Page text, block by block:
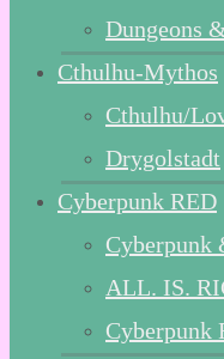
Dungeons
Cthulhu-Mythos
Cthulhu/
Drygolstadt
Cyberpunk RED
Cyberpunk
ALL. IS.
Cyberpunk